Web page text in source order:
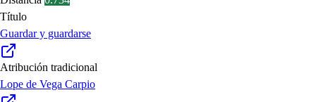
Título
Guardar y guardarse
Atribución tradicional
Lope de Vega Carpio